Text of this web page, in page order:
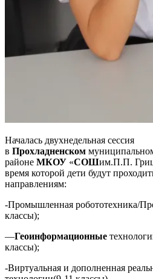
Началась двухнедельная сессия
в Прохладненском
районе МКОУ «СОШим.П.П.
время которой дети будут
направлениям:
-Промышленная робототехника/
классы);
—Геоинформационные
классы);
-Виртуальная и дополненная